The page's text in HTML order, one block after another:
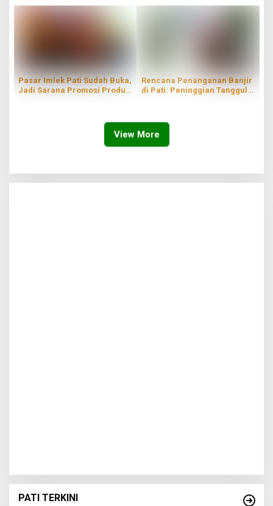
Pasar Imlek Pati Sudah Buka,
Jadi Sarana Promosi Produk
Rencana Penanganan Banjir
di Pati: Peninggian Tanggul
View More
PATI TERKINI